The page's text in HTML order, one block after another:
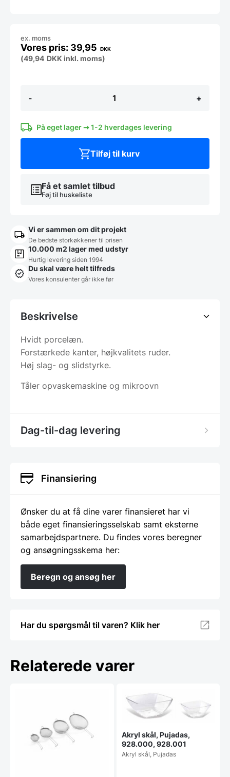
-
flad
cm,
Hendi
+
39,95 DKK
ex. moms
(49,94 DKK inkl. moms)
På eget lager ➞ 1-2 hverdages levering
Få et samlet tilbud
Føj til huskeliste
Tilføj til kurv
Vi er sammen om dit projekt
De bedste storkøkkener til prisen
10.000 m2 lager med udstyr
Hurtig levering siden 1994
Du skal være helt tilfreds
Vores konsulenter går ikke før
Beskrivelse
Hvidt porcelæn.
Forstærkede kanter, højkvalitets ruder.
Høj slag- og slidstyrke.
Tåler opvaskemaskine og mikroovn
Dag-til-dag levering
Finansiering
Ønsker du at få dine varer finansieret har vi
både eget finansieringsselskab samt eksterne
samarbejdspartnere. Du findes vores beregner
og ansøgningsskema her:
Beregn og ansøg her
Har du spørgsmål til varen? Klik her
Relaterede varer
Akryl skål, Pujadas,
928.000, 928.001
Akryl skål, Pujadas